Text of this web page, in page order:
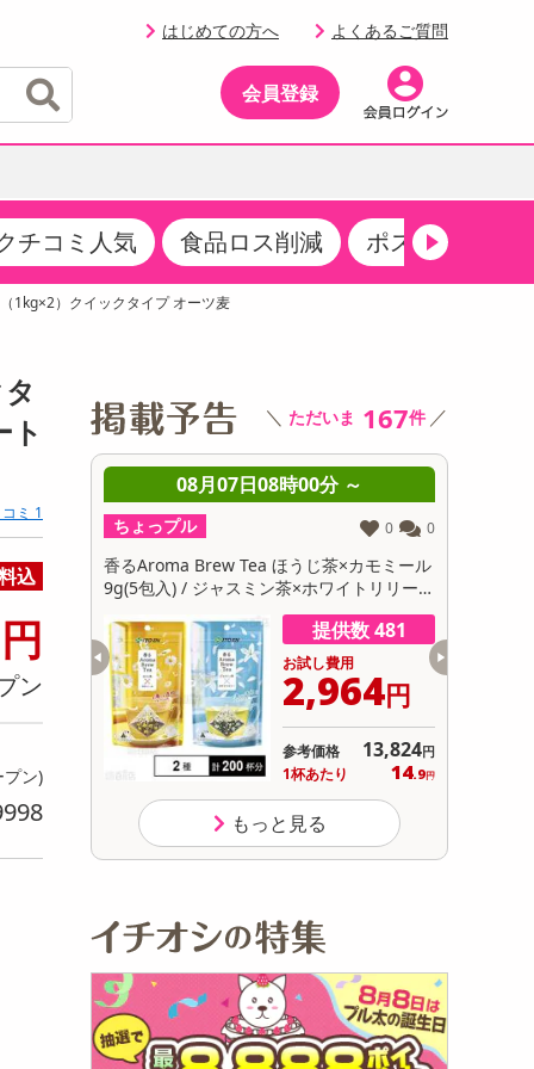
はじめての方へ よくあるご質問
会員登録
イベント
イベント最新情報（RSPほか）
商品限定クーポン
サンプリング
抽選サンプル
初回トライアル
その他 お菓子・スイーツ
その他 飲料
スポーツ・アウトドア用品
介護用品
その他 キッチン・日用品
ア
サプリメント
収納・寝具
ベビー・キッズ
レッグウェア
その他 ファッション
その他 家電
タニティ
チコミ人気 食品ロス削減 ポストにお届け
1kg×2）クイックタイプ オーツ麦
ト
ミ 1
込
円
ン
プン)
＼ ただいま 167件 ／
ウニー
998
1,650
08月07日08時00分 ～
ちょっプル 0 0
香るAroma Brew Tea ほうじ茶×カモミール
9g(5包入) / ジャスミン茶×ホワイトリリー 9
提供数 481
お試し費用
2,964円
参考価格 13,824円
1杯あたり 14.9円
もっと見る